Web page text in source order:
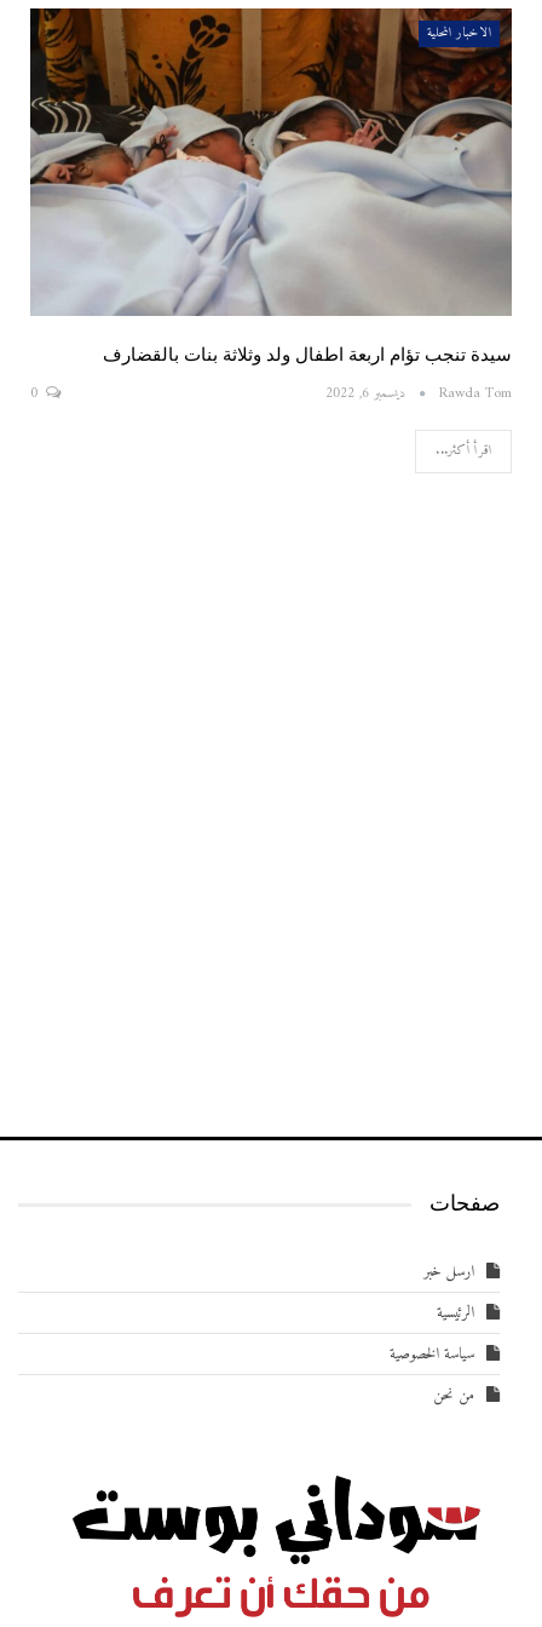
الاخبار المحلية
سيدة تنجب تؤام اربعة اطفال ولد وثلاثة بنات بالقضارف
Rawda Tom ديسمبر 6, 2022
اقرأ أكثر...
صفحات
ارسل خبر
الرئيسية
سياسة الخصوصية
من نحن